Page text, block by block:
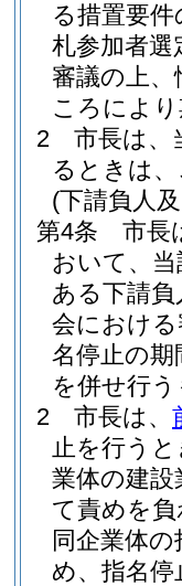
る措置要
札参加者選
審議の上
ころによ
2
市長は、
るときは
(下請負人
第4条
市長
おいて、
ある下請
会におけ
名停止の
を併せ行
2
市長は、
止を行う
業体の建
て責めを
同企業体
め、指名